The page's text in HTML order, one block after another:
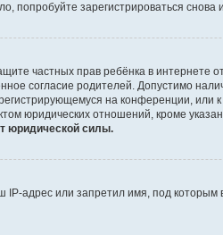
зарегистрироваться снова и
частных прав ребёнка в
согласие родителей. Допустимо
на конференции,
юридических отношений, кроме
юридической силы.
адрес или запретил имя, под